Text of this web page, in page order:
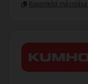
Kuponkód másolása